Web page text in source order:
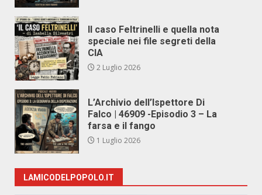
Il caso Feltrinelli e quella nota
speciale nei file segreti della
CIA
2 Luglio 2026
L’Archivio dell’Ispettore Di
Falco | 46909 -Episodio 3 – La
farsa e il fango
1 Luglio 2026
LAMICODELPOPOLO.IT